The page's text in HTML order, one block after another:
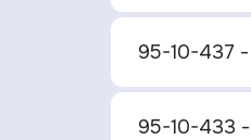
95-10-437
95-10-433